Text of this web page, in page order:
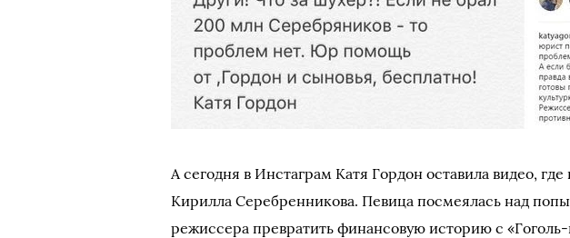
А сегодня в Инстаграм Катя Гордон оставила видео,
Кирилла Серебренникова. Певица посмеялась над
режиссера превратить финансовую историю с «Гоголь-